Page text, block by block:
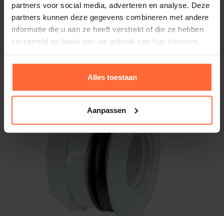
partners voor social media, adverteren en analyse. Deze
partners kunnen deze gegevens combineren met andere
informatie die u aan ze heeft verstrekt of die ze hebben
verzameld op basis van uw gebruik van hun services.
Alles toestaan
Aanpassen
Hayward rooster met lange draad, SP1026E
6,95 Op voorraad